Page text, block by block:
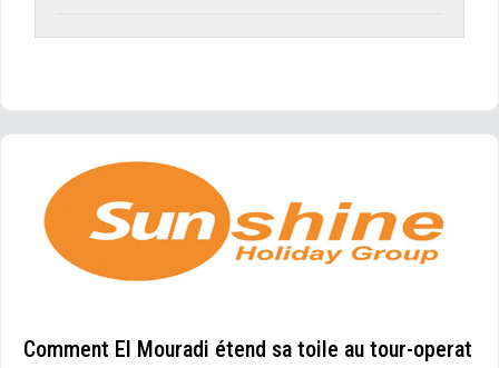
Comment El Mouradi étend sa toile au tour-operat